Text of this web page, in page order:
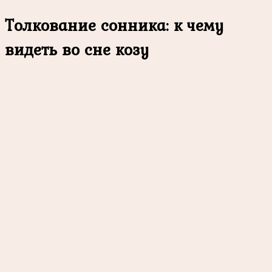
Толкование сонника: к чему
видеть во сне козу